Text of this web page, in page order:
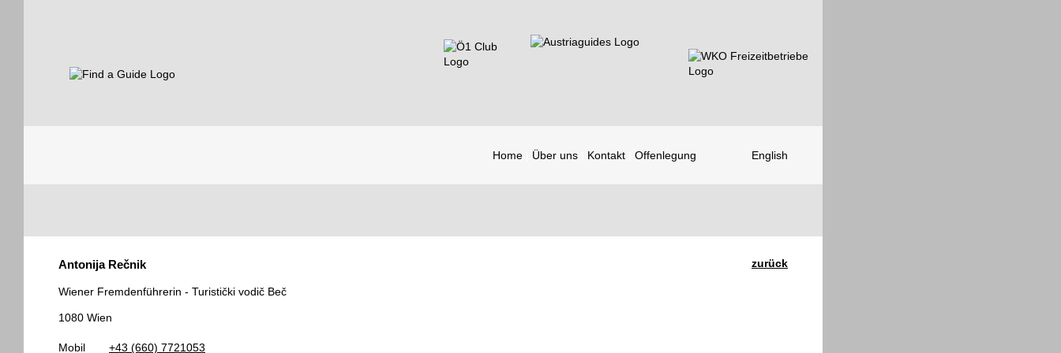
Home Über uns Kontakt Offenlegung English
Guides
zurück
Antonija Rečnik
Wiener Fremdenführerin - Turistički vodič Beč
1080 Wien
Mobil +43 (660) 7721053